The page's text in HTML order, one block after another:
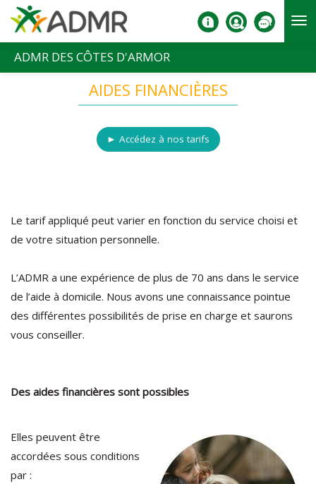
Aller au contenu principal
ADMR DES CÔTES D'ARMOR
AIDES FINANCIÈRES
► Accédez à nos tarifs
Le tarif appliqué peut varier en fonction du service choisi et
de votre situation personnelle.
L’ADMR a une expérience de plus de 70 ans dans le service
de l’aide à domicile. Nous avons une connaissance pointue
des différentes possibilités de prise en charge et saurons
vous conseiller.
Des aides financières sont possibles
Elles peuvent être
accordées sous conditions
par :